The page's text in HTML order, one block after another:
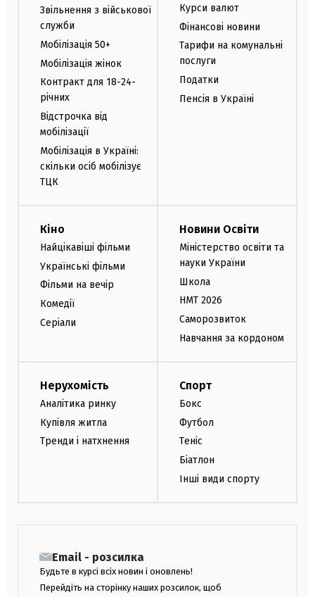
Звільнення з військової
служби
Мобілізація 50+
Мобілізація жінок
Контракт для 18-24-
річних
Відстрочка від
мобілізації
Мобілізація в Україні:
скільки осіб мобілізує
ТЦК
Курси валют
Фінансові новини
Тарифи на комунальні
послуги
Податки
Пенсія в Україні
Кіно
Найцікавіші фільми
Українські фільми
Фільми на вечір
Комедії
Серіали
Новини Освіти
Міністерство освіти та
науки України
Школа
НМТ 2026
Саморозвиток
Навчання за кордоном
Нерухомість
Аналітика ринку
Купівля житла
Тренди і натхнення
Спорт
Бокс
Футбол
Теніс
Біатлон
Інші види спорту
Email - розсилка
Будьте в курсі всіх новин і оновлень!
Перейдіть на сторінку наших розсилок, щоб